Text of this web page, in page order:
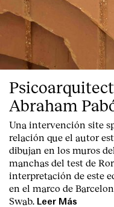
Abraham
Una intervención site
relación que el autor
dibujan en los muros
manchas del test de
interpretación de este
en el marco de
Swab.
Leer Más